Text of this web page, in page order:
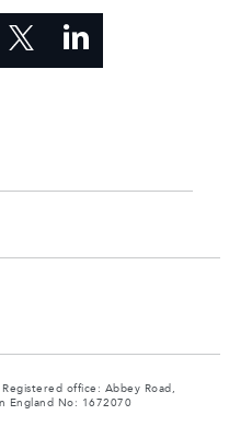
office: Abbey Road,
England No: 1672070